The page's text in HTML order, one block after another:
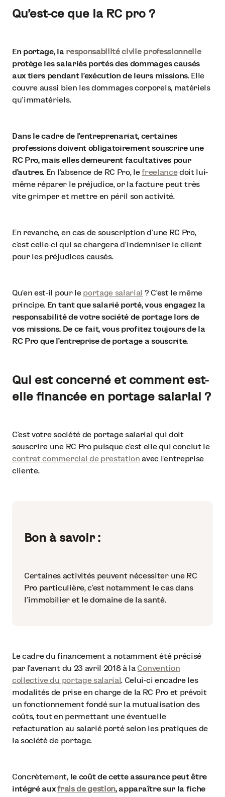
Qu’est-ce que la RC pro ?
En portage, la responsabilité civile professionnelle
protège les salariés portés des dommages causés
aux tiers pendant l’exécution de leurs missions. Elle
couvre aussi bien les dommages corporels, matériels
qu’immatériels.
Dans le cadre de l’entreprenariat, certaines
professions doivent obligatoirement souscrire une
RC Pro, mais elles demeurent facultatives pour
d’autres. En l’absence de RC Pro, lefreelancedoit lui-
même réparer le préjudice, or la facture peut très
vite grimper et mettre en péril son activité.
En revanche, en cas de souscription d’une RC Pro,
c’est celle-ci qui se chargera d’indemniser le client
pour les préjudices causés.
Qu’en est-il pour le portage salarial ? C’est le même
principe. En tant que salarié porté, vous engagez la
responsabilité de votre société de portage lors de
vos missions. De ce fait, vous profitez toujours de la
RC Pro que l’entreprise de portage a souscrite.
Qui est concerné et comment est-
elle financée en portage salarial ?
C’est votre société de portage salarial qui doit
souscrire une RC Pro puisque c’est elle qui conclut le
contrat commercial de prestation avec l’entreprise
cliente.
Bon à savoir :
Certaines activités peuvent nécessiter une RC
Pro particulière, c’est notamment le cas dans
l’immobilier et le domaine de la santé.
Le cadre du financement a notamment été précisé
par l’avenant du 23 avril 2018 à la Convention
collective du portage salarial. Celui-ci encadre les
modalités de prise en charge de la RC Pro et prévoit
un fonctionnement fondé sur la mutualisation des
coûts, tout en permettant une éventuelle
refacturation au salarié porté selon les pratiques de
la société de portage.
Concrètement, le coût de cette assurance peut être
intégré auxfrais de gestion, apparaître sur la fiche